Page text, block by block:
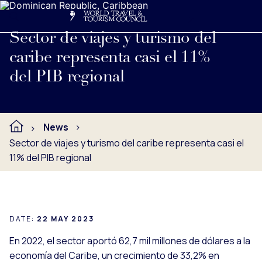
Logo
Sector de viajes y turismo del
caribe representa casi el 11%
del PIB regional
Ver nota de prensa completa debajo.
News
Sector de viajes y turismo del caribe representa casi el
11% del PIB regional
DATE: 22 MAY 2023
En 2022, el sector aportó 62,7 mil millones de dólares a la
economía del Caribe, un crecimiento de 33,2% en